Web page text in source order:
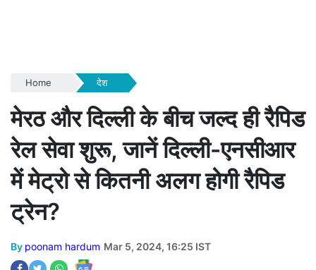
Home देश
मेरठ और दिल्ली के बीच जल्द ही रैपिड
रेल सेवा शुरू, जानें दिल्ली-एनसीआर
में मेट्रो से कितनी अलग होगी रैपिड
ट्रेन?
By poonam hardum Mar 5, 2024, 16:25 IST